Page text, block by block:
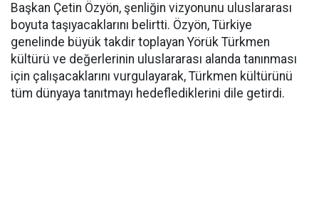
Başkan Çetin Özyön, şenliğin vizyonunu uluslararası
boyuta taşıyacaklarını belirtti. Özyön, Türkiye
genelinde büyük takdir toplayan Yörük Türkmen
kültürü ve değerlerinin uluslararası alanda tanınması
için çalışacaklarını vurgulayarak, Türkmen kültürünü
tüm dünyaya tanıtmayı hedeflediklerini dile getirdi.